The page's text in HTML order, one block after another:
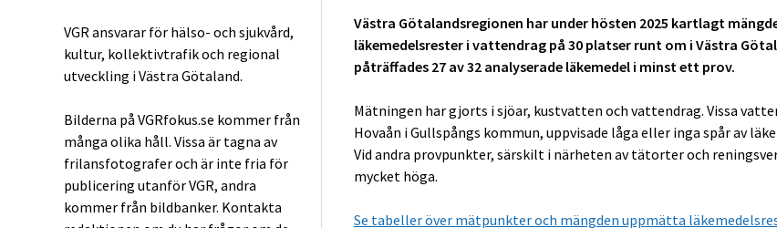
VGR ansvarar för hälso- och sjukvård,
kultur, kollektivtrafik och regional
utveckling i Västra Götaland.
Bilderna på VGRfokus.se kommer från
många olika håll. Vissa är tagna av
frilansfotografer och är inte fria för
publicering utanför VGR, andra
kommer från bildbanker. Kontakta
Västra Götalandsregionen har under hösten 2025 kartlagt
läkemedelsrester i vattendrag på 30 platser runt om i Västra
påträffades 27 av 32 analyserade läkemedel i minst ett prov.
Mätningen har gjorts i sjöar, kustvatten och vattendrag. Vissa
Hovaån i Gullspångs kommun, uppvisade låga eller inga spår av
Vid andra provpunkter, särskilt i närheten av tätorter och
mycket höga.
Se tabeller över mätpunkter och mängden uppmätta